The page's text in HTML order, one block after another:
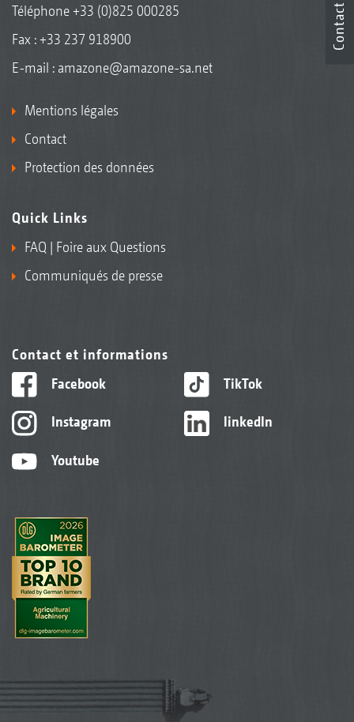
Téléphone+33 (0)825 000285
Fax : +33 237 918900
E-mail : amazone@amazone-sa.net
Mentions légales
Contact
Protection des données
Quick Links
FAQ | Foire aux Questions
Communiqués de presse
Contact et informations
Facebook
Instagram
Youtube
TikTok
linkedIn
Contact